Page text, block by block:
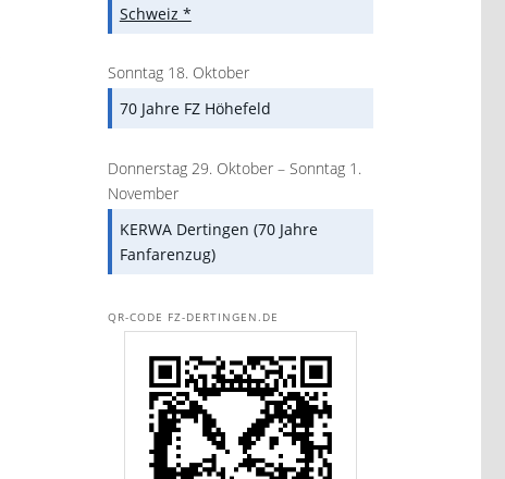
Schweiz *
Sonntag 18. Oktober
70 Jahre FZ Höhefeld
Donnerstag 29. Oktober– Sonntag 1.
November
KERWA Dertingen (70 Jahre
Fanfarenzug)
QR-CODE FZ-DERTINGEN.DE